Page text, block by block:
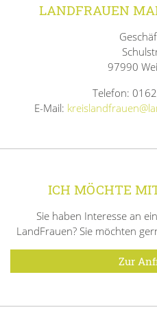
LANDFRAUEN
97990
Telefon:
E-Mail:
ICH MÖCHTE
Sie haben Interesse an
LandFrauen? Sie möchten
Zur